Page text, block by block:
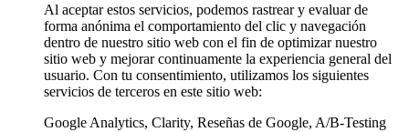
Al aceptar estos servicios, podemos rastrear y evaluar de
forma anónima el comportamiento del clic y navegación
dentro de nuestro sitio web con el fin de optimizar nuestro
sitio web y mejorar continuamente la experiencia general del
usuario. Con tu consentimiento, utilizamos los siguientes
servicios de terceros en este sitio web:
Google Analytics, Clarity, Reseñas de Google, A/B-Testing